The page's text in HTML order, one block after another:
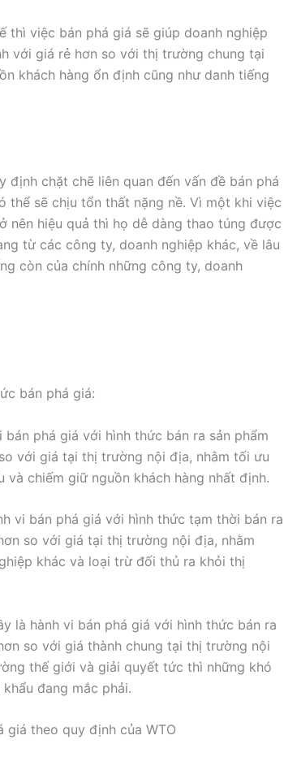
thì việc bán phá giá sẽ giúp doanh nghiệp
với giá rẻ hơn so với thị trường chung tại
khách hàng ổn định cũng như danh tiếng
định chặt chẽ liên quan đến vấn đề bán phá
thể sẽ chịu tổn thất nặng nề. Vì một khi việc
nên hiệu quả thì họ dễ dàng thao túng được
từ các công ty, doanh nghiệp khác, về lâu
còn của chính những công ty, doanh
bán phá giá:
bán phá giá với hình thức bán ra sản phẩm
với giá tại thị trường nội địa, nhằm tối ưu
và chiếm giữ nguồn khách hàng nhất định.
vi bán phá giá với hình thức tạm thời bán ra
so với giá tại thị trường nội địa, nhằm
khác và loại trừ đối thủ ra khỏi thị
là hành vi bán phá giá với hình thức bán ra
so với giá thành chung tại thị trường nội
thế giới và giải quyết tức thì những khó
đang mắc phải.
giá theo quy định của WTO